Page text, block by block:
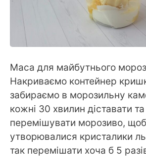
Маса для майбутнього
Накриваємо контейнер
забираємо в морозильну
кожні 30 хвилин діставати
перемішувати морозиво,
утворювалися кристалики
так перемішати хоча б 5